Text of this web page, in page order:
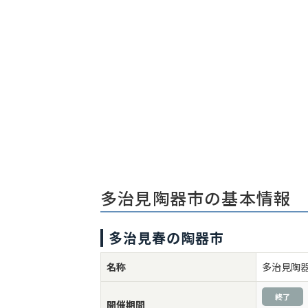
多治見陶器市の基本情報
多治見春の陶器市
名称 多治見陶
開催期間
終了